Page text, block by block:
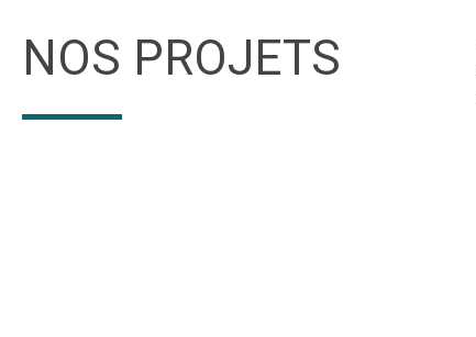
NOS PROJETS